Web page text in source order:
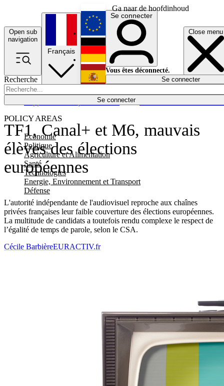
Ga naar de hoofdinhoud
Open sub
navigation
Close menu
Recherche
Se connecter
POLICY AREAS
Economie
Politique
Agriculture et Alimentation
Santé
Technologies
Energie, Environnement et Transport
Défense
Économie
Français
English
Deutsch
Español
Se connecter
Vous êtes déconnecté.
Se connecter
TF1, Canal+ et M6, mauvais
élèves des élections
européennes
L'autorité indépendante de l'audiovisuel reproche aux chaînes
privées françaises leur faible couverture des élections européennes.
La multitude de candidats a toutefois rendu complexe le respect de
l’égalité de temps de parole, selon le CSA.
Cécile BarbièreEURACTIV.fr